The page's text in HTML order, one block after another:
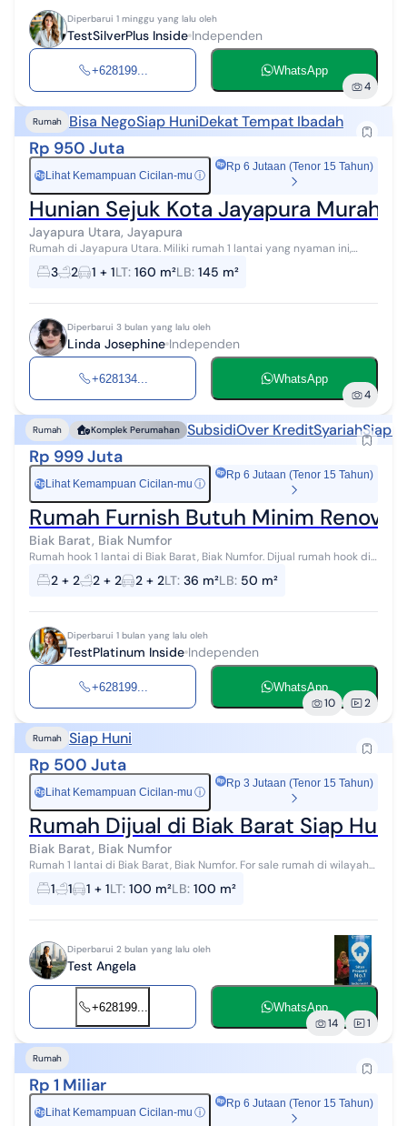
Diperbarui 1 minggu yang lalu oleh
TestSilverPlus Inside Independen
+628199... WhatsApp
4
Rumah Bisa NegoSiap HuniDekat Tempat Ibadah
Rp 950 Juta
Rp Lihat Kemampuan Cicilan-mu ⓘ
Rp 6 Jutaan (Tenor 15 Tahun)
Hunian Sejuk Kota Jayapura Murah
Jayapura Utara, Jayapura
Rumah di Jayapura Utara. Miliki rumah 1 lantai yang nyaman ini,
dijual dengan pemandangan asri yang menambah nilai estetika di
lingkungan hunian....
3 2 1 + 1LT: 160 m²LB: 145 m²
Diperbarui 3 bulan yang lalu oleh
Linda Josephine Independen
+628134... WhatsApp
4
Rumah Komplek Perumahan SubsidiOver KreditSyariahSiap
Rp 999 Juta
Rp Lihat Kemampuan Cicilan-mu ⓘ
Rp 6 Jutaan (Tenor 15 Tahun)
Rumah Furnish Butuh Minim
Biak Barat, Biak Numfor
Rumah hook 1 lantai di Biak Barat, Biak Numfor. Dijual rumah hook di
wilayah yang nyaman dengan pemandangan pegunungan. Properti
1 lantai bergay...
2 + 2 2 + 2 2 + 2LT: 36 m²LB: 50 m²
Diperbarui 1 bulan yang lalu oleh
TestPlatinum Inside Independen
+628199... WhatsApp
10 2
Rumah Siap Huni
Rp 500 Juta
Rp Lihat Kemampuan Cicilan-mu ⓘ
Rp 3 Jutaan (Tenor 15 Tahun)
Rumah Dijual di Biak Barat Siap Huni
Biak Barat, Biak Numfor
Rumah 1 lantai di Biak Barat, Biak Numfor. For sale rumah di wilayah
yang tenang. Properti 1 lantai ini berada di lingkungan strategis.
Rincianny...
1 1 1 + 1LT: 100 m²LB: 100 m²
Diperbarui 2 bulan yang lalu oleh
Test Angela
+628199... WhatsApp
14 1
Rumah
Rp 1 Miliar
Rp Lihat Kemampuan Cicilan-mu ⓘ
Rp 6 Jutaan (Tenor 15 Tahun)